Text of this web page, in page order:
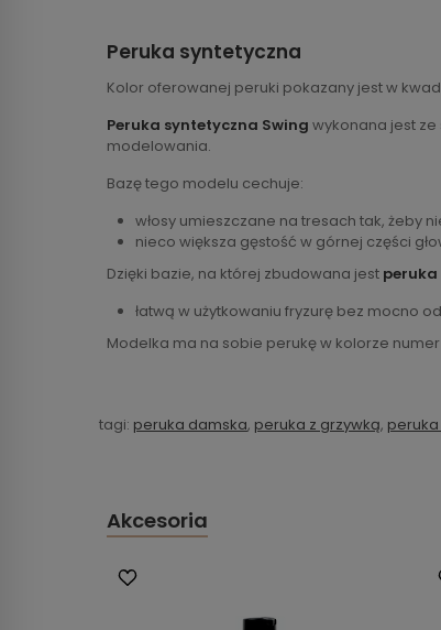
Peruka syntetyczna
Kolor oferowanej peruki pokazany jest w
Peruka syntetyczna Swing wykonana jest ze
modelowania.
Bazę tego modelu cechuje:
włosy umieszczane na tresach tak, żeby
nieco większa gęstość w górnej części
Dzięki bazie, na której zbudowana jest peruka
łatwą w użytkowaniu fryzurę bez mocno
Modelka ma na sobie perukę w kolorze
tagi: peruka damska, peruka z grzywką,
Akcesoria